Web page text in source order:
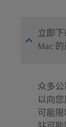
立即下
Mac
众多公
以向
可能